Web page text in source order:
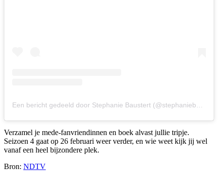
Verzamel je mede-fanvriendinnen en boek alvast jullie tripje.
Seizoen 4 gaat op 26 februari weer verder, en wie weet kijk jij wel
vanaf een heel bijzondere plek.
Bron: NDTV